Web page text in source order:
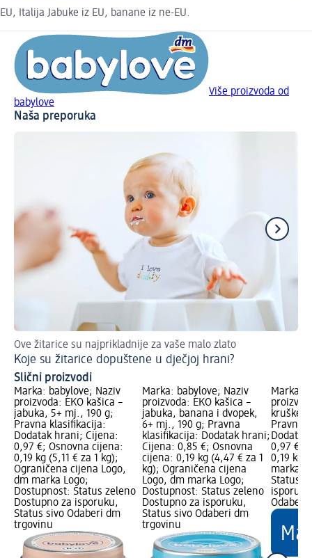
EU, Italija Jabuke iz EU, banane iz ne-EU.
Više proizvoda od
babylove
Naša preporuka
Ove žitarice su najprikladnije za vaše malo zlato
Koje su žitarice dopuštene u dječjoj hrani?
Slični proizvodi
Marka: babylove; Naziv
proizvoda: EKO kašica –
jabuka, 5+ mj., 190 g;
Pravna klasifikacija:
Dodatak hrani; Cijena:
0,97 €; Osnovna cijena:
0,19 kg (5,11 € za 1 kg);
Ograničena cijena Logo,
dm marka Logo;
Dostupnost: Status zeleno
Dostupno za isporuku,
Status sivo Odaberi dm
trgovinu
Marka: babylove; Naziv
proizvoda: EKO kašica –
jabuka, banana i dvopek,
6+ mj., 190 g; Pravna
klasifikacija: Dodatak hrani;
Cijena: 0,85 €; Osnovna
cijena: 0,19 kg (4,47 € za 1
kg); Ograničena cijena
Logo, dm marka Logo;
Dostupnost: Status zeleno
Dostupno za isporuku,
Status sivo Odaberi dm
trgovinu
Marka:
kruške,
Pravna
0,97 €;
0,19 kg
marka
Status
Odaberi